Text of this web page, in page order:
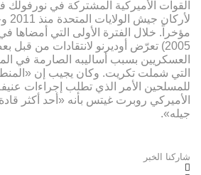
القوات الأميركية المشتركة في نورفولك
2005) تعرّض أوديرنو لانتقادات من
العسكريين بسبب أساليبه الصارمة في
التي شملت تكريت. وكان يجيب إن
للمسلحين الأمر الذي تطلب إجراءات
الأميركي روبرت غيتس بأنه «أحد أكثر
جيله».
شاركنا الخبر